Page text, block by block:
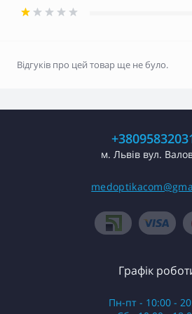
Відгуків про цей товар ще не було.
м. Львів вул.
Графік
Пн-пт - 10:00 -